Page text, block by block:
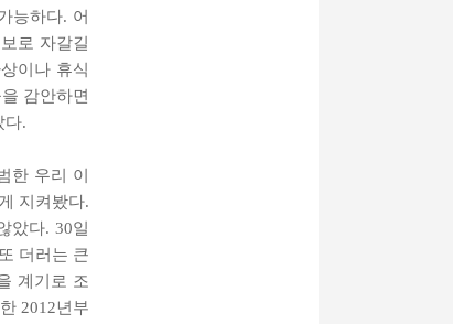
능하다. 어
로 자갈길
이나 휴식
감안하면
다.
한 우리 이
지켜봤다.
았다. 30일
더러는 큰
계기로 조
2012년부